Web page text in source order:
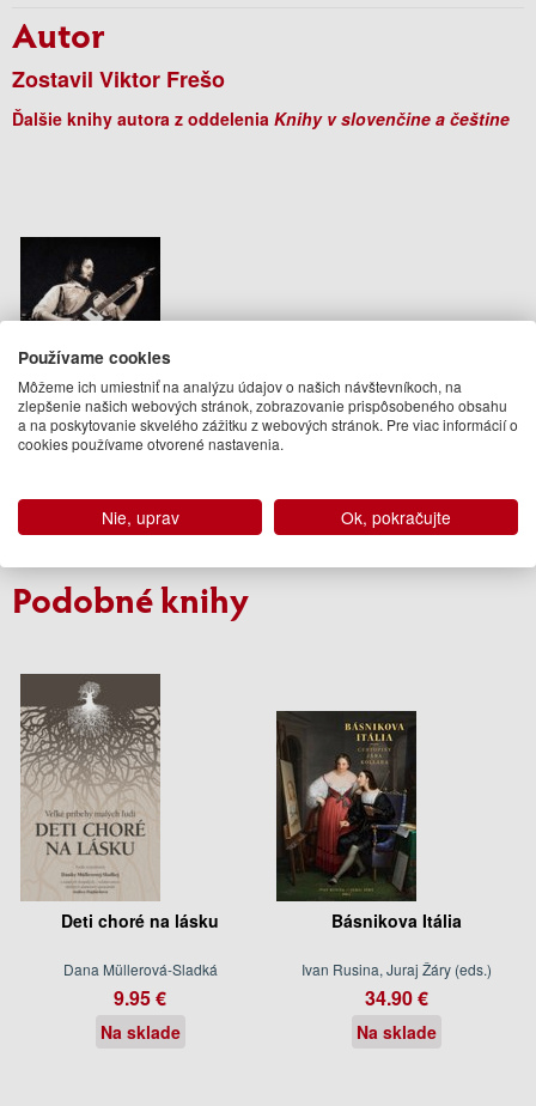
Autor
Zostavil Viktor Frešo
Ďalšie knihy autora z oddelenia Knihy v slovenčine a češtine
Fedor Frešo Komplet
39.90 €
Na sklade
Podobné knihy
Deti choré na lásku
Dana Müllerová-Sladká
9.95 €
Na sklade
Básnikova Itália
Ivan Rusina, Juraj Žáry (eds.)
34.90 €
Na sklade
Používame cookies
Môžeme ich umiestniť na analýzu údajov o našich návštevníkoch, na
zlepšenie našich webových stránok, zobrazovanie prispôsobeného obsahu
a na poskytovanie skvelého zážitku z webových stránok. Pre viac informácií o
cookies používame otvorené nastavenia.
Nie, uprav Ok, pokračujte